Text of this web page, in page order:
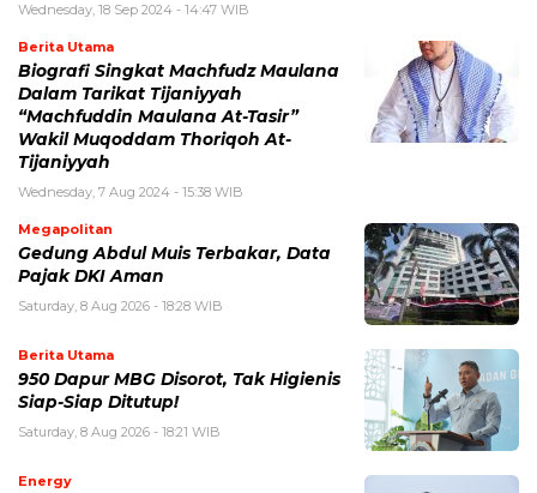
Wednesday, 18 Sep 2024 - 14:47 WIB
Berita Utama
Biografi Singkat Machfudz Maulana
Dalam Tarikat Tijaniyyah
“Machfuddin Maulana At-Tasir”
Wakil Muqoddam Thoriqoh At-
Tijaniyyah
Wednesday, 7 Aug 2024 - 15:38 WIB
Megapolitan
Gedung Abdul Muis Terbakar, Data
Pajak DKI Aman
Saturday, 8 Aug 2026 - 18:28 WIB
Berita Utama
950 Dapur MBG Disorot, Tak Higienis
Siap-Siap Ditutup!
Saturday, 8 Aug 2026 - 18:21 WIB
Energy